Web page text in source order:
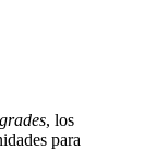
, los
para